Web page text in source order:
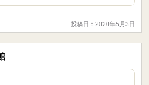
投稿日：2020年5月3日